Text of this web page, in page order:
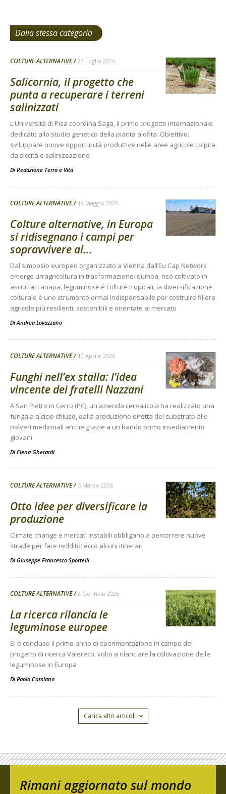
Dalla stessa categoria
COLTURE ALTERNATIVE 30 Luglio 2026
Salicornia, il progetto che
punta a recuperare i terreni
salinizzati
L'Università di Pisa coordina Saga, il primo progetto internazionale
dedicato allo studio genetico della pianta alofita. Obiettivo:
sviluppare nuove opportunità produttive nelle aree agricole colpite
da siccità e salinizzazione
Di Redazione Terra e Vita
COLTURE ALTERNATIVE 19 Maggio 2026
Colture alternative, in Europa
si ridisegnano i campi per
sopravvivere al...
Dal simposio europeo organizzato a Vienna dall’Eu Cap Network
emerge un’agricoltura in trasformazione: quinoa, riso coltivato in
asciutta, canapa, leguminose e colture tropicali, la diversificazione
colturale è uno strumento ormai indispensabile per costruire filiere
agricole più resilienti, sostenibili e orientate al mercato
Di Andrea Lovazzano
COLTURE ALTERNATIVE 10 Aprile 2026
Funghi nell’ex stalla: l’idea
vincente dei fratelli Nazzani
A San Pietro in Cerro (PC), un'azienda cerealicola ha realizzato una
fungaia a ciclo chiuso, dalla produzione diretta del substrato alle
polveri medicinali anche grazie a un bando primo insediamento
giovani
Di Elena Gherardi
COLTURE ALTERNATIVE 5 Marzo 2026
Otto idee per diversificare la
produzione
Climate change e mercati instabili obbligano a percorrere nuove
strade per fare reddito: ecco alcuni itinerari
Di Giuseppe Francesco Sportelli
COLTURE ALTERNATIVE 2 Gennaio 2026
La ricerca rilancia le
leguminose europee
Si è concluso il primo anno di sperimentazione in campo del
progetto di ricerca Valereco, volto a rilanciare la coltivazione delle
leguminose in Europa
Di Paola Cassiano
Carica altri articoli
Rimani aggiornato sul mondo